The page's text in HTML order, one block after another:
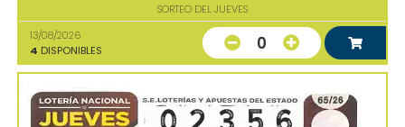
SORTEO DEL JUEVES
13/08/2026
4 DISPONIBLES 0